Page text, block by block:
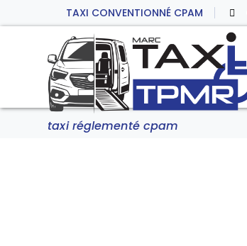
TAXI CONVENTIONNÉ CPAM
taxi réglementé cpam